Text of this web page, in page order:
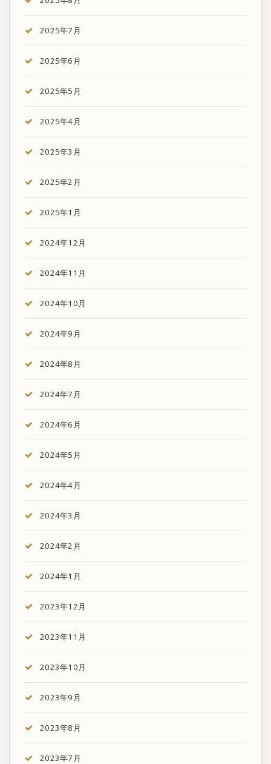
2025年7月
2025年6月
2025年5月
2025年4月
2025年3月
2025年2月
2025年1月
2024年12月
2024年11月
2024年10月
2024年9月
2024年8月
2024年7月
2024年6月
2024年5月
2024年4月
2024年3月
2024年2月
2024年1月
2023年12月
2023年11月
2023年10月
2023年9月
2023年8月
2023年7月